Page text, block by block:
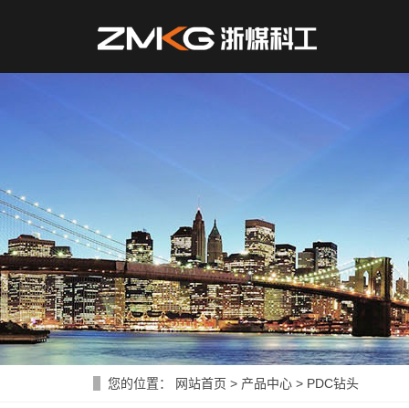
您的位置： 网站首页 > 产品中心 > PDC钻头